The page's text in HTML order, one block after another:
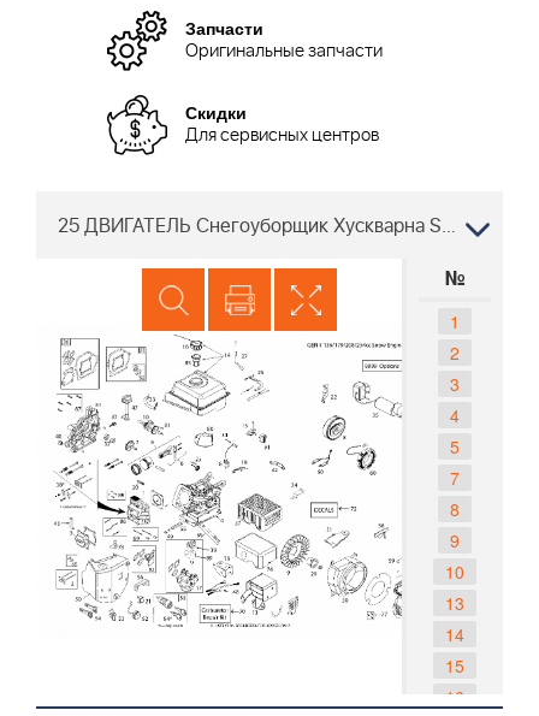
Запчасти
Оригинальные запчасти
Скидки
Для сервисных центров
25 ДВИГАТЕЛЬ Снегоуборщик Хускварна ST 227P, 96191008803 2017-05
№
1
2
3
4
5
7
8
9
10
13
14
15
16